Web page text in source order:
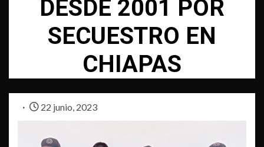
DESDE 2001 POR
SECUESTRO EN
CHIAPAS
22 junio, 2023